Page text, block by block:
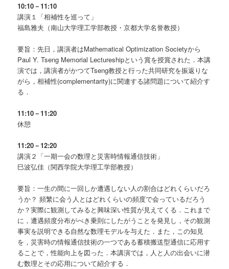
10:10－11:10
講演１「相補性を巡って」
福島雅夫（南山大学理工学部教授・京都大学名誉教授）
要旨：先日，講演者はMathematical Optimization Societyから
Paul Y. Tseng Memorial Lectureshipという賞を授賞された．本講
演では，講演者がかつてTseng教授と行った共同研究を振返りな
がら，相補性(complementarity)に関連する諸問題について紹介す
る．
11:10－11:20
休憩
11:20－12:20
講演２「一期一会の数理と災害時情報通信技術」
巳波弘佳（関西学院大学理工学部教授）
要旨：一生の間に一回しか遭遇しない人の割合はどれくらいだろ
うか？ 頻繁に会う人とはどれくらいの頻度で会っているだろう
か？実際に観測してみると興味深い性質が見えてくる．これまで
に，遭遇頻度分布がべき乗則にしたがうことを発見し，その観測
事実を説明できる自然な数理モデルを与えた．また，この知見
を，災害時の情報通信技術の一つである蓄積搬送型通信に応用す
ることで，性能向上を図った．本講演では，人と人の出会いに潜
む数理とその応用について紹介する．